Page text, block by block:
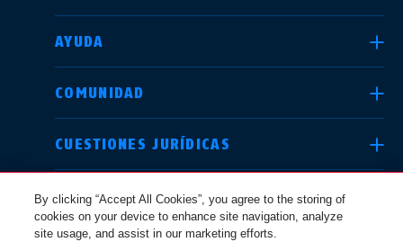
AYUDA
COMUNIDAD
CUESTIONES JURÍDICAS
ESPAÑA
Deutschland
International USA
By clicking “Accept All Cookies”, you agree to the storing of
cookies on your device to enhance site navigation, analyze
site usage, and assist in our marketing efforts.